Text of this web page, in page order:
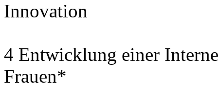
Innovation
4 Entwicklung einer
Frauen*